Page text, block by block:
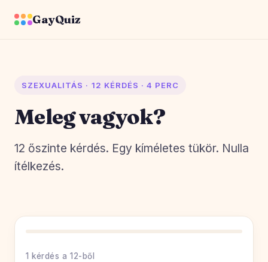
GayQuiz
SZEXUALITÁS · 12 KÉRDÉS · 4 PERC
Meleg vagyok?
12 őszinte kérdés. Egy kíméletes tükör. Nulla
ítélkezés.
1 kérdés a 12-ből